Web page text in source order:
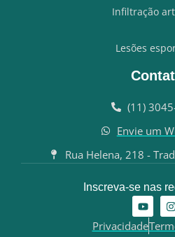
Infiltração
Lesões
(11)
Envie um
Rua Helena, 218 -
Inscreva-se nas
Y
o
u
t
I
n
t
Privacidade